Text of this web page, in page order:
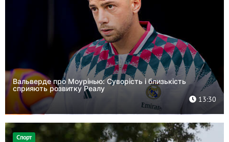
Вальверде про Моурінью: Суворість і близькість
сприяють розвитку Реалу
13:30
Спорт